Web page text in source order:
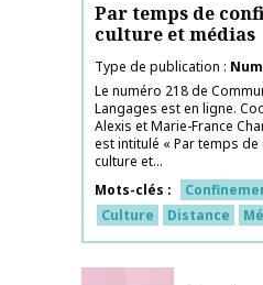
Par temps de
culture et médias
Type de publication
Le numéro 218 de
Langages est en ligne.
Alexis et Marie-France
est intitulé « Par temps de
culture et...
Mots-clés
Culture
Distance